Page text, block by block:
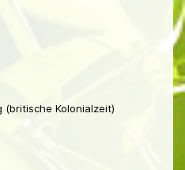
(britische Kolonialzeit)